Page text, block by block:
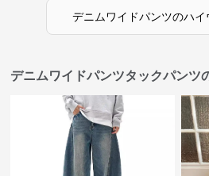
デニムワイドパンツのハイ
デニムワイドパンツタックパンツ